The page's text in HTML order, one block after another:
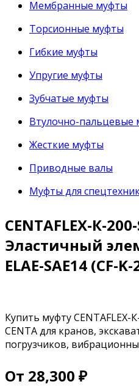
Мембранные муфты
Торсионные муфты
Гибкие муфты
Упругие муфты
Зубчатые муфты
Втулочно-пальцевые
Жесткие муфты
Приводные валы
Муфты для
CENTAFLEX-К-
Эластичный
ELAE-SAE14 (CF-
Купить муфту CENTAFLEX-
CENTA для кранов,
погрузчиков,
От 28,300 ₽